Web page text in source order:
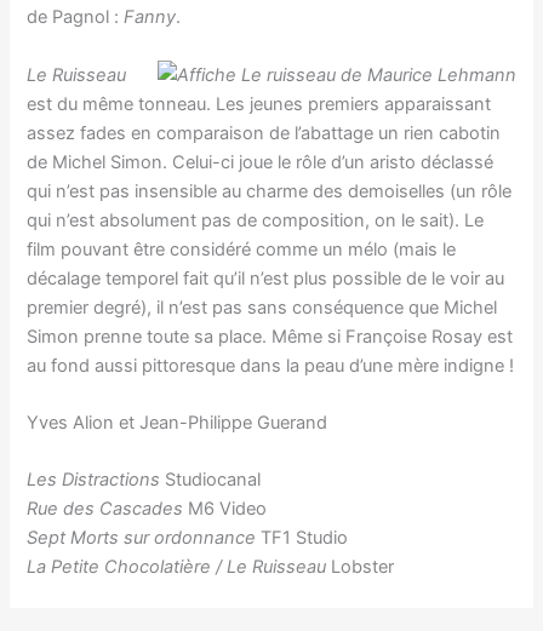
de Pagnol :Fanny.
Le Ruisseau
est du même tonneau. Les jeunes premiers apparaissant
assez fades en comparaison de l’abattage un rien cabotin
de Michel Simon. Celui-ci joue le rôle d’un aristo déclassé
qui n’est pas insensible au charme des demoiselles (un rôle
qui n’est absolument pas de composition, on le sait). Le
film pouvant être considéré comme un mélo (mais le
décalage temporel fait qu’il n’est plus possible de le voir au
premier degré), il n’est pas sans conséquence que Michel
Simon prenne toute sa place. Même si Françoise Rosay est
au fond aussi pittoresque dans la peau d’une mère indigne !
Yves Alion et Jean-Philippe Guerand
Les Distractions Studiocanal
Rue des Cascades M6 Video
Sept Morts sur ordonnance TF1 Studio
La Petite Chocolatière / Le Ruisseau Lobster